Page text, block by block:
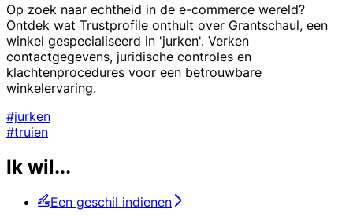
Op zoek naar echtheid in de e-commerce wereld?
Ontdek wat Trustprofile onthult over Grantschaul, een
winkel gespecialiseerd in 'jurken'. Verken
contactgegevens, juridische controles en
klachtenprocedures voor een betrouwbare
winkelervaring.
#jurken
#truien
Ik wil...
Een geschil indienen